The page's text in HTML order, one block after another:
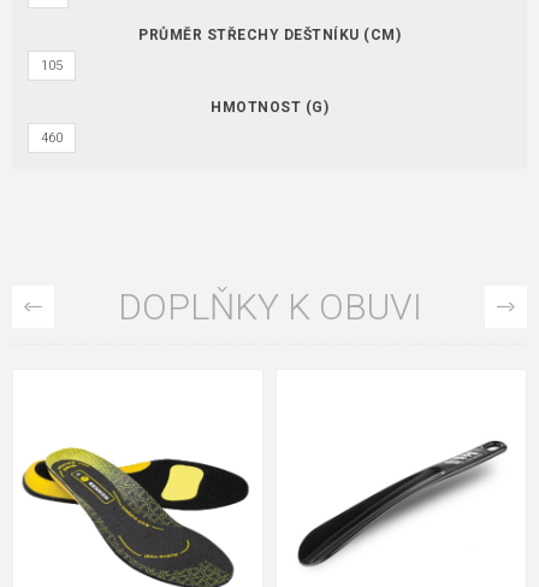
PRŮMĚR STŘECHY DEŠTNÍKU (CM)
105
HMOTNOST (G)
460
DOPLŇKY K OBUVI